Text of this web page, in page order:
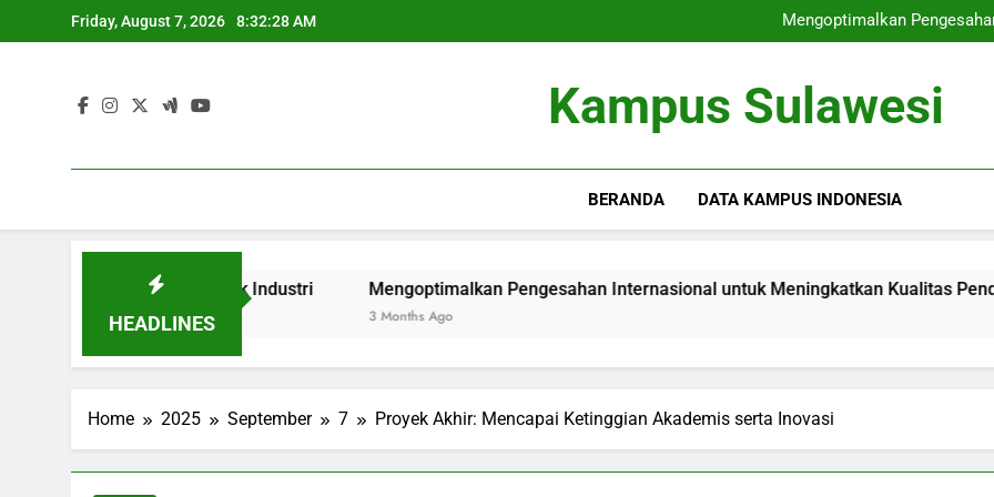
to
Friday, August 7, 2026 8:32:29 AM
Mengoptimalkan
Menggalakkan
Mengoptimalkan
Menggalakkan
Kampus Sulawesi
BERANDA DATA KAMPUS INDONESIA
HEADLINES
Vokasi untuk Industri Mengoptimalkan Pengesahan Internasional untuk Meningkatkan Kualitas Pendidikan
3 Months Ago
Home 2025 September 7 Proyek Akhir: Mencapai Ketinggian Akademis serta Inovasi